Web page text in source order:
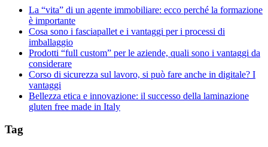
La “vita” di un agente immobiliare: ecco perché la formazione
è importante
Cosa sono i fasciapallet e i vantaggi per i processi di
imballaggio
Prodotti “full custom” per le aziende, quali sono i vantaggi da
considerare
Corso di sicurezza sul lavoro, si può fare anche in digitale? I
vantaggi
Bellezza etica e innovazione: il successo della laminazione
gluten free made in Italy
Tag